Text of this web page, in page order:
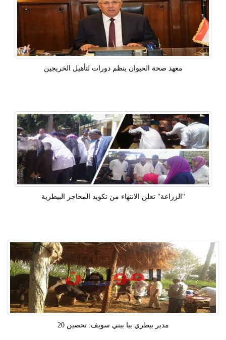
معهد صحة الحيوان ينظم دورات لتأهيل الخريجين
"الزراعة" تعلن الانتهاء من تكويد المحاجر البيطرية
مدير بيطري ببا ببني سويف: تحصين 20